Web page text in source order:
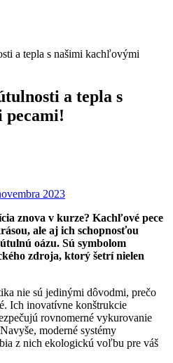
a tepla s našimi kachľovými
a tepla s
pecami!
2023
znova v kurze? Kachľové pece
ale aj ich schopnosťou
oázu. Sú symbolom
zdroja, ktorý šetrí nielen
nie sú jedinými dôvodmi, prečo
Ich inovatívne konštrukcie
rovnomerné vykurovanie
moderné systémy
z nich ekologickú voľbu pre váš